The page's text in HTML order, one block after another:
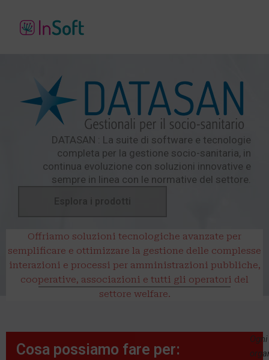
DATASAN : La suite di software e tecnologie
completa per la gestione socio-sanitaria, in
continua evoluzione con soluzioni innovative e
sempre in linea con le normative del settore.
Offriamo soluzioni tecnologiche avanzate per
semplificare e ottimizzare la gestione delle complesse
interazioni e processi per amministrazioni pubbliche,
cooperative, associazioni e tutti gli operatori del
settore welfare.
Cosa possiamo fare per:
Ogni